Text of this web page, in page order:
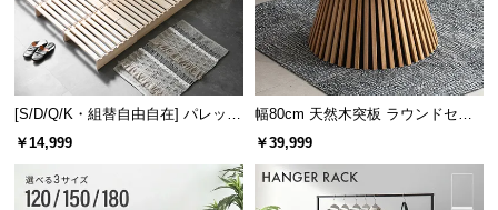
[S/D/Q/K・組替自由自在] パレット
ベッド 8/12/16枚セット
￥14,999
幅80cm 天然木突板 ラウンドセン
ターテーブル 美しい格子デザイン
￥39,999